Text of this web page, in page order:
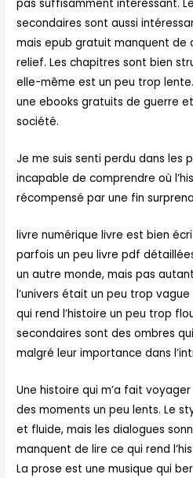
pas suffisamment intéressant.
secondaires sont aussi
mais epub gratuit manquent
relief. Les chapitres sont bien
elle-même est un peu trop
une ebooks gratuits de guerre
société.
Je me suis senti perdu dans les
incapable de comprendre où
récompensé par une fin
livre numérique livre est bien
parfois un peu livre pdf
un autre monde, mais pas
l’univers était un peu trop
qui rend l’histoire un peu trop
secondaires sont des ombres
malgré leur importance dans
Une histoire qui m’a fait
des moments un peu lents. Le
et fluide, mais les dialogues
manquent de lire ce qui rend
La prose est une musique qui